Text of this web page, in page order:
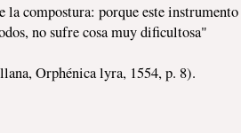
la compostura: porque este instrumento
no sufre cosa muy dificultosa"
lyra, 1554, p. 8).